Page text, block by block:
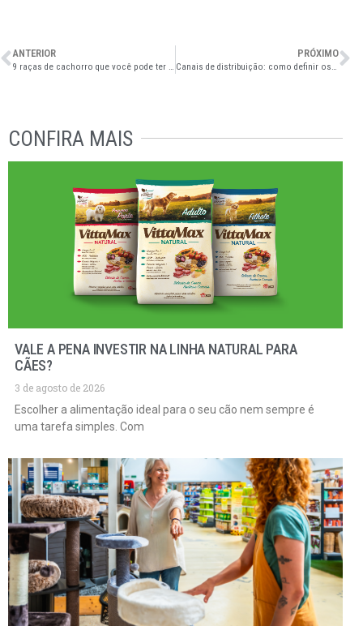
ANTERIOR
9 raças de cachorro que você pode ter em casa ou apartamento
PRÓXIMO
Canais de distribuição: como definir os melhores para sua distribuidora?
CONFIRA MAIS
VALE A PENA INVESTIR NA LINHA NATURAL PARA
CÃES?
3 de agosto de 2026
Escolher a alimentação ideal para o seu cão nem sempre é
uma tarefa simples. Com